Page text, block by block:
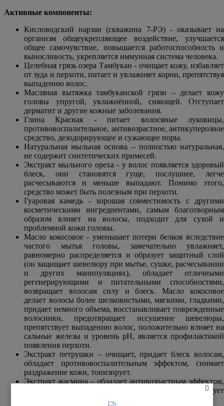
Активные компоненты:
Кисловодский нарзан (скважина 7-РЭ) - оказывает на
организм общеукрепляющее воздействие, улучшается
общее самочувствие, повышается работоспособность и
выносливость, укрепляется иммунная система человека.
Целебная грязь озера Тамбукан - очищает кожу, избавляет
от зуда и перхоти, питает и увлажняет корни, препятствуя
выпадению волос.
Масляная вытяжка тамбуканской грязи – делает кожу
головы упругой, увлажнённой, сияющей. Отступает
дерматит и другие кожные заболевания.
Глина Красная - питает волосяные луковицы,
противовоспалительное, антивозрастное, антикуперозное
средство, дезодорирующее и сужающее поры.
Натуральная мыльная основа – полностью натуральная,
не содержит синтетических примесей.
Экстракт мыльного ореха - у волос появляется здоровый
блеск, они становятся гуще, послушнее, легче
расчесываются и меньше выпадают. Помимо этого,
средство может быть полезным при перхоти.
Гуаровая камедь - хорошая совместимость с другими
косметическими ингредиентами, самым благотворным
образом влияет на волосы, подходит для сухой и
проблемной кожи головы.
Масло кокосовое - уменьшает потери белков вследствие
частого мытья головы, замечательно увлажняет,
равномерно распределяется и образует защитный слой
(он защищает шевелюру при мытье, сушке, расчесывании
и других манипуляциях), обладает отличными
регенерирующими и питательными способностями,
возвращает волосам силу и блеск. Масло кокосовое
делает волосы более шелковистыми, мягкими, гладкими,
придает немного объема, восстанавливает поврежденные
волосинки, предотвращает иссушение шевелюры,
препятствует выпадению волос, положительно влияет на
сальные железы и уровень рН, является профилактикой
появления перхоти.
Экстракт петрушки – очищает, придает блеск волосам,
обладает противовоспалительным эффектом, снимает
раздражение кожи, тонизирует.
Экстракт жасмина – обладает антивозрастным эффектом,
способствует регенерации кожи, увлажняет и тонизирует